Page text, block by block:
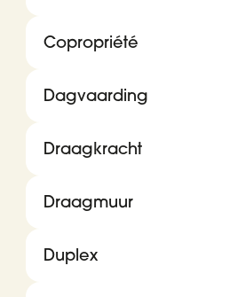
Copropriété
Dagvaarding
Draagkracht
Draagmuur
Duplex